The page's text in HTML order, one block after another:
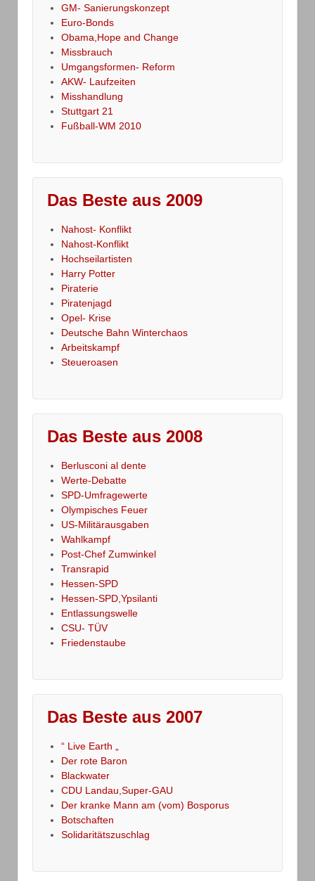
GM- Sanierungskonzept
Euro-Bonds
Obama,Hope and Change
Missbrauch
Umgangsformen- Reform
AKW- Laufzeiten
Misshandlung
Stuttgart 21
Fußball-WM 2010
Das Beste aus 2009
Nahost- Konflikt
Nahost-Konflikt
Hochseilartisten
Harry Potter
Piraterie
Piratenjagd
Opel- Krise
Deutsche Bahn Winterchaos
Arbeitskampf
Steueroasen
Das Beste aus 2008
Berlusconi al dente
Werte-Debatte
SPD-Umfragewerte
Olympisches Feuer
US-Militärausgaben
Wahlkampf
Post-Chef Zumwinkel
Transrapid
Hessen-SPD
Hessen-SPD,Ypsilanti
Entlassungswelle
CSU- TÜV
Friedenstaube
Das Beste aus 2007
“ Live Earth „
Der rote Baron
Blackwater
CDU Landau,Super-GAU
Der kranke Mann am (vom) Bosporus
Botschaften
Solidaritätszuschlag